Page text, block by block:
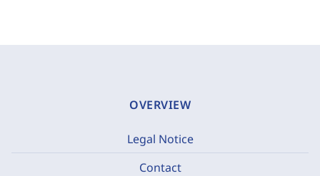
OVERVIEW
Legal Notice
Contact